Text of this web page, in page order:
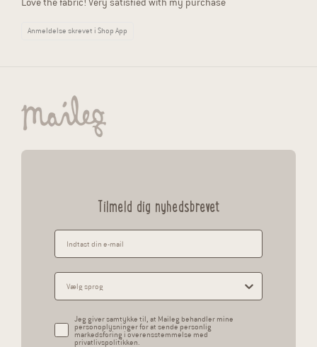
Love the fabric! Very satisfied with my purchase
Anmeldelse skrevet i Shop App
Tilmeld dig nyhedsbrevet
Jeg giver samtykke til, at Maileg behandler mine
personoplysninger for at sende personlig
markedsføring i overensstemmelse med
privatlivspolitikken.